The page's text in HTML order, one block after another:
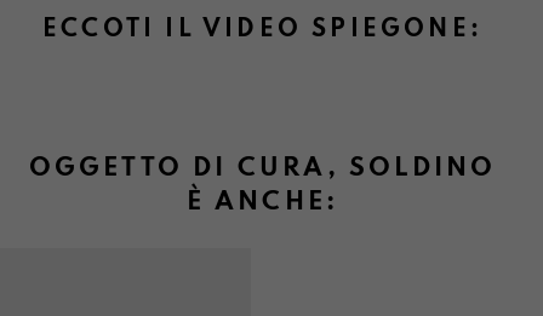
ECCOTI IL VIDEO SPIEGONE:
OGGETTO DI CURA, SOLDINO
È ANCHE: